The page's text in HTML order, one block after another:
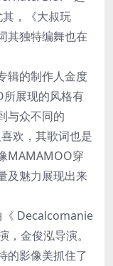
，《大叔玩
其独特编舞也在
辑的制作人金度
展现的风格有
与众不同的
欢，其歌词也是
MAMAMOO穿
及魅力展现出来
《 Decalcomanie
，金俊泓导演。
的影像美抓住了